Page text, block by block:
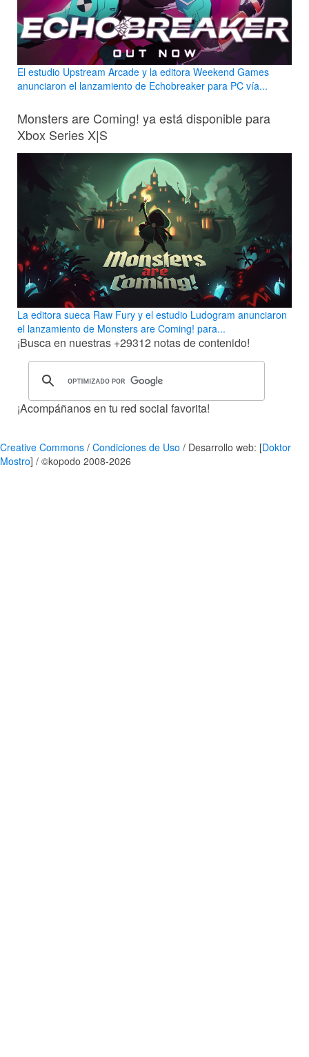
El estudio Upstream Arcade y la editora Weekend Games
anunciaron el lanzamiento de Echobreaker para PC vía...
Monsters are Coming! ya está disponible para
Xbox Series X|S
La editora sueca Raw Fury y el estudio Ludogram anunciaron
el lanzamiento de Monsters are Coming! para...
¡Busca en nuestras +29312 notas de contenido!
¡Acompáñanos en tu red social favorita!
Creative Commons / Condiciones de Uso / Desarrollo web: [Doktor
Mostro] / ©kopodo 2008-2026